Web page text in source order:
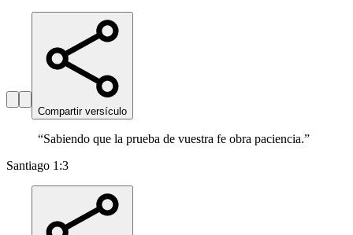
Compartir versículo
“Sabiendo que la prueba de vuestra fe obra paciencia.”
Santiago 1:3